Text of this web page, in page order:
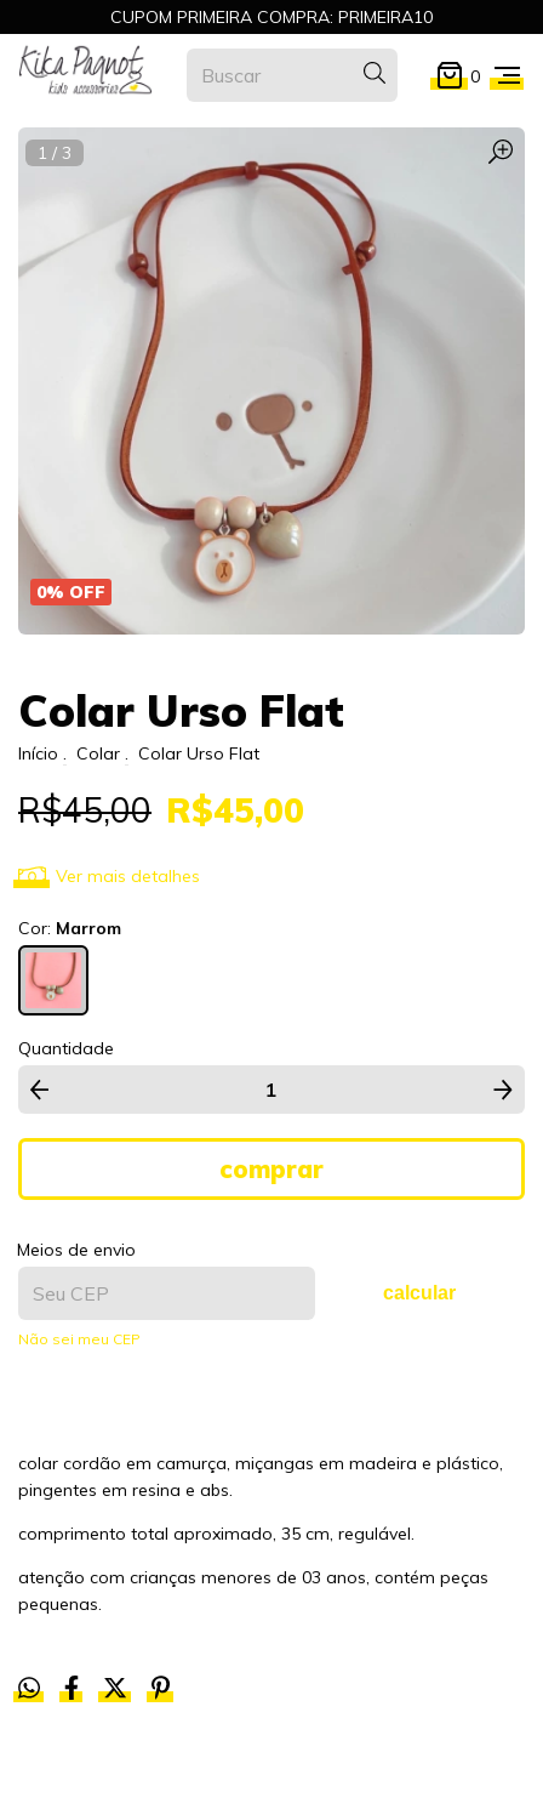
CUPOM PRIMEIRA COMPRA: PRIMEIRA10
0
Colar Urso Flat
Início . Colar . Colar Urso Flat
R$45,00 R$45,00
Ver mais detalhes
Cor: Marrom
Quantidade
Meios de envio
calcular
Não sei meu CEP
colar cordão em camurça, miçangas em madeira e plástico,
pingentes em resina e abs.
comprimento total aproximado, 35 cm, regulável.
atenção com crianças menores de 03 anos, contém peças
pequenas.
0% OFF
1 / 3